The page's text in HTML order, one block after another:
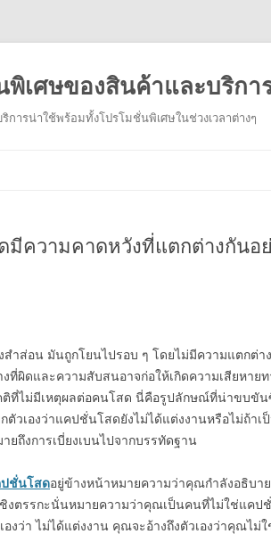
เศษของสินค้าและบริกา
การน่าใช้พร้อมทั้งโปรโมชั่นพิเศษในช่วงเวลาต่างๆ
มีความคาดหวังที่แตกต่างกันอ
สำส่อน มันถูกโยนไปรอบ ๆ โดยไม่มีความแตกต่
ที่ผิดและความสับสนอาจก่อให้เกิดความเสียหาย
ที่ไม่มีเหตุผลต่อคนโสด นี่คือรูปลักษณ์ที่น่าขบขัน
ตัวเองว่าแคปชั่นโสดยังไม่ได้แต่งงานหรือไม่ถ้า
ยถึงการเบี่ยงเบนไปจากบรรทัดฐาน
ชั่นโสดอยู่ข้างหน้าหมายความว่าคุณกำลังอธิบา
งตรรกะนั่นหมายความว่าคุณเป็นคนที่ไม่ใช่แค
องว่า ไม่ได้แต่งงาน คุณจะอ้างถึงตัวเองว่าคุณไ